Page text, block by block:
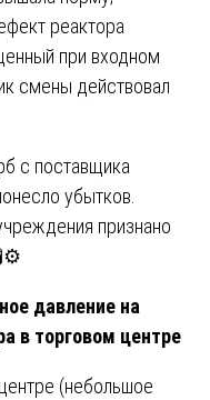
реактора
при входном
смены действовал
с поставщика
убытков.
признано
давление на
в торговом центре
(небольшое